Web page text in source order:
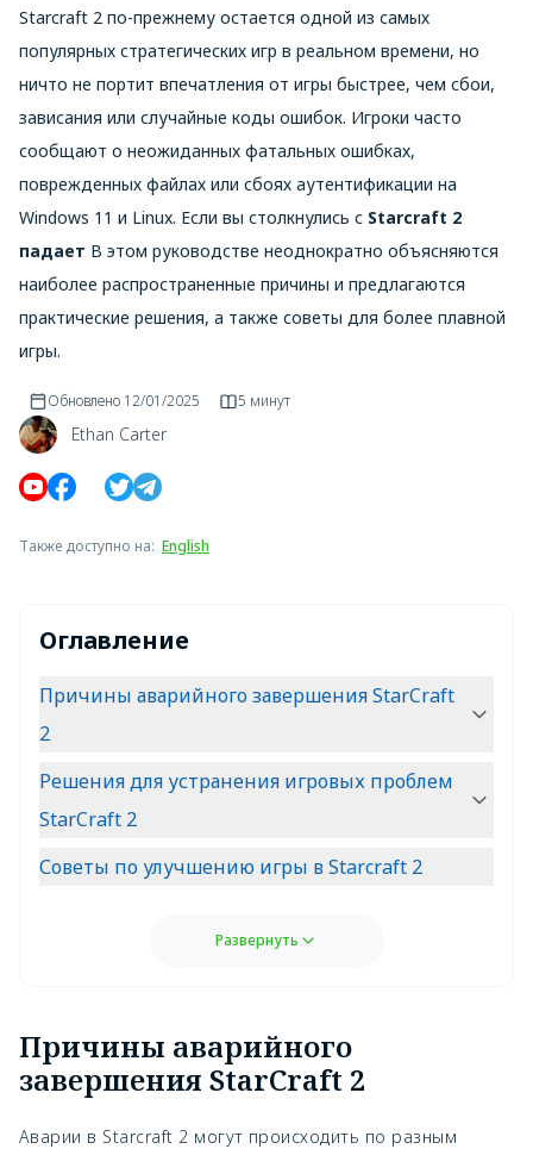
Starcraft 2 по-прежнему остается одной из самых
популярных стратегических игр в реальном времени, но
ничто не портит впечатления от игры быстрее, чем сбои,
зависания или случайные коды ошибок. Игроки часто
сообщают о неожиданных фатальных ошибках,
поврежденных файлах или сбоях аутентификации на
Windows 11 и Linux. Если вы столкнулись с Starcraft 2
падает В этом руководстве неоднократно объясняются
наиболее распространенные причины и предлагаются
практические решения, а также советы для более плавной
игры.
Ethan Carter
Обновлено 12/01/2025 5 минут
Также доступно на: English
Оглавление
Причины аварийного завершения StarCraft
2
Решения для устранения игровых проблем
StarCraft 2
Советы по улучшению игры в Starcraft 2
Развернуть
Причины аварийного
завершения StarCraft 2
Аварии в Starcraft 2 могут происходить по разным